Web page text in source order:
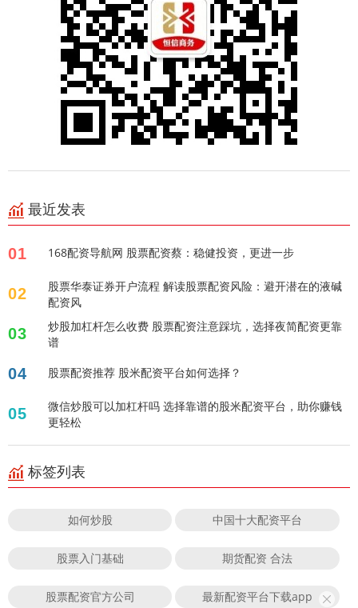
最近发表
01 168配资导航网 股票配资蔡：稳健投资，更进一步
02
股票华泰证券开户流程 解读股票配资风险：避开潜在的液碱
配资风
03
炒股加杠杆怎么收费 股票配资注意踩坑，选择夜简配资更靠
谱
04 股票配资推荐 股米配资平台如何选择？
05
微信炒股可以加杠杆吗 选择靠谱的股米配资平台，助你赚钱
更轻松
标签列表
如何炒股 中国十大配资平台
股票入门基础 期货配资 合法
股票配资官方公司 最新配资平台下载app